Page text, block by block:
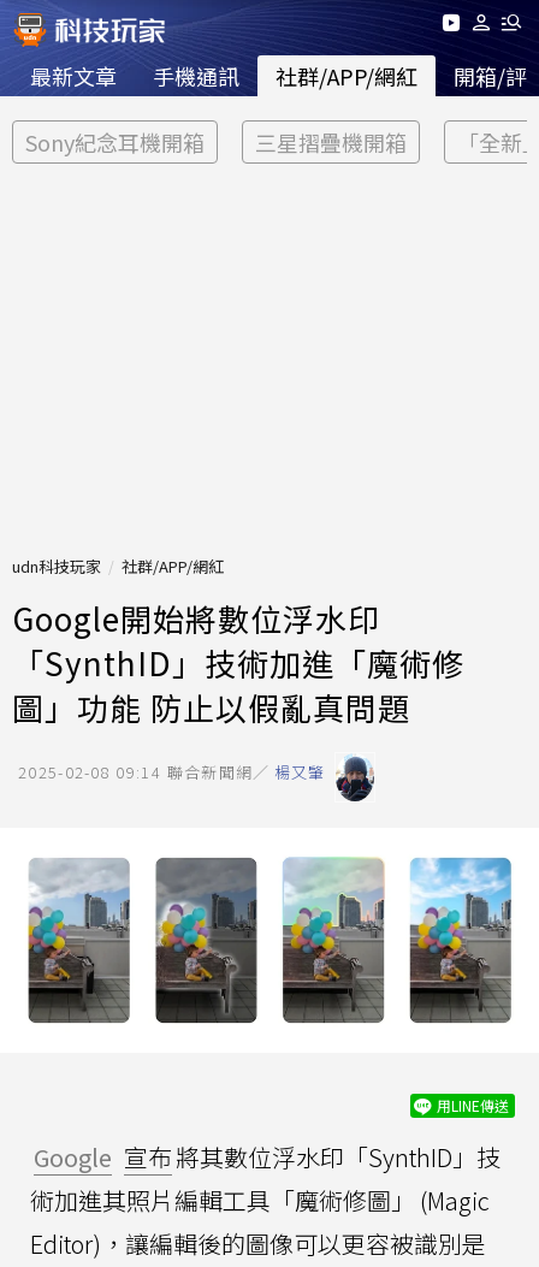
最新文章 手機通訊 社群/APP/網紅 開箱/評
Sony紀念耳機開箱 三星摺疊機開箱 「全新
udn科技玩家 社群/APP/網紅
Google開始將數位浮水印
「SynthID」技術加進「魔術修
圖」功能 防止以假亂真問題
2025-02-08 09:14 聯合新聞網／ 楊又肇
用LINE傳送
Google 宣布將其數位浮水印「SynthID」技
術加進其照片編輯工具「魔術修圖」 (Magic
Editor)，讓編輯後的圖像可以更容被識別是